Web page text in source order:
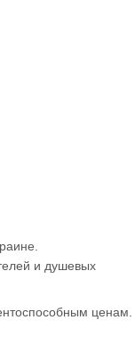
и душевых
ценам.